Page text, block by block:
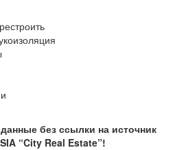
без ссылки на источник
“City Real Estate”!